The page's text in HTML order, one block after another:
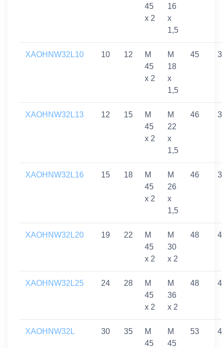
45
x 2
16
x
1,5
XAOHNW32L10 10 12
M
45
x 2
M
18
x
1,5
45
XAOHNW32L13 12 15
M
45
x 2
M
22
x
1,5
46
XAOHNW32L16 15 18
M
45
x 2
M
26
x
1,5
46
XAOHNW32L20 19 22
M
45
x 2
M
30
x 2
48
XAOHNW32L25 24 28
M
45
x 2
M
36
x 2
48
XAOHNW32L 30 35
M
45
M
45
53